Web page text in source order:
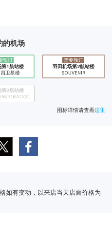
的机场
预订
第1航站楼
卫星楼
需要预订
​羽田机场第2航站楼
SOUVENIR
第3航站楼
图标详情请查看这里
如有变动，以来店当天店面价格为